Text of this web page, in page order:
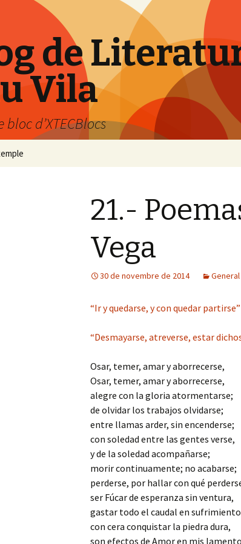
de
Vila
bloc d’XTECBlocs
21.-
Vega
30 de novembre de 2014 General
“Ir y quedarse, y con quedar partirse”
“Desmayarse, atreverse, estar
Osar, temer, amar y aborrecerse,
Osar, temer, amar y aborrecerse,
alegre con la gloria atormentarse;
de olvidar los trabajos olvidarse;
entre llamas arder, sin encenderse;
con soledad entre las gentes verse,
y de la soledad acompañarse;
morir continuamente; no acabarse;
perderse, por hallar con qué
ser Fúcar de esperanza sin ventura,
gastar todo el caudal en
con cera conquistar la piedra dura,
son efectos de Amor en mis